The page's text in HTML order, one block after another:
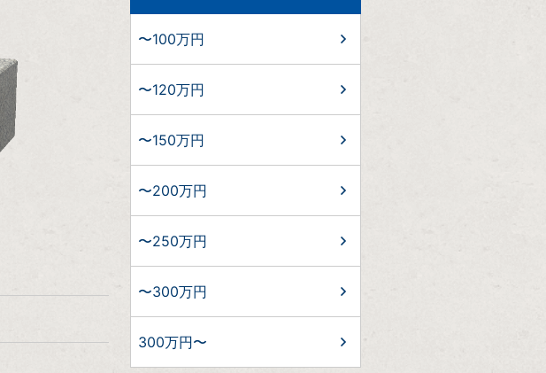
〜100万円
〜120万円
〜150万円
〜200万円
〜250万円
〜300万円
300万円〜